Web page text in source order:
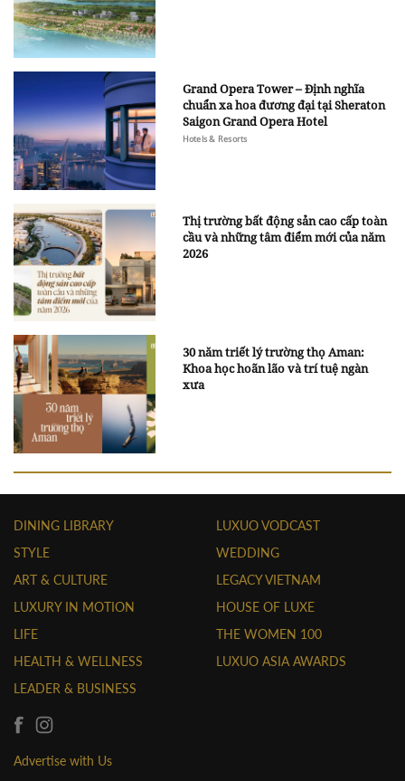
Grand Opera Tower – Định nghĩa
chuẩn xa hoa đương đại tại Sheraton
Saigon Grand Opera Hotel
Hotels & Resorts
Thị trường bất động sản cao cấp toàn
cầu và những tâm điểm mới của năm
2026
30 năm triết lý trường thọ Aman:
Khoa học hoãn lão và trí tuệ ngàn
xưa
DINING LIBRARY
STYLE
ART & CULTURE
LUXURY IN MOTION
LIFE
HEALTH & WELLNESS
LEADER & BUSINESS
LUXUO VODCAST
WEDDING
LEGACY VIETNAM
HOUSE OF LUXE
THE WOMEN 100
LUXUO ASIA AWARDS
Advertise with Us